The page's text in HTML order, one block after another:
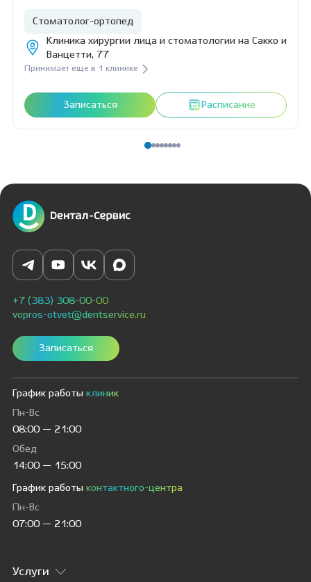
Стоматолог-ортопед
Клиника хирургии лица и стоматологии на Сакко и
Ванцетти, 77
Принимает еще в 1 клинике
Записаться Расписание
+7 (383) 308-00-00
vopros-otvet@dentservice.ru
Записаться
График работы клиник
Пн-Вс
08:00 — 21:00
Обед
14:00 — 15:00
График работы контактного-центра
Пн-Вс
07:00 — 21:00
Услуги